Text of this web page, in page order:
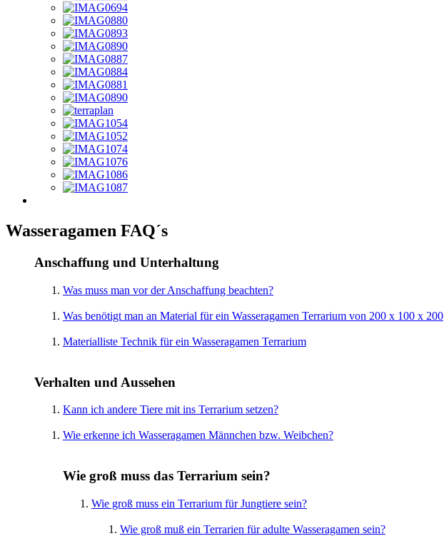
Wasseragamen FAQ´s
Anschaffung und Unterhaltung
Was muss man vor der Anschaffung beachten?
Was benötigt man an Material für ein Wasseragamen Terrarium von 200 x 100 x 200
Materialliste Technik für ein Wasseragamen Terrarium
Verhalten und Aussehen
Kann ich andere Tiere mit ins Terrarium setzen?
Wie erkenne ich Wasseragamen Männchen bzw. Weibchen?
Wie groß muss das Terrarium sein?
Wie groß muss ein Terrarium für Jungtiere sein?
Wie groß muß ein Terrarien für adulte Wasseragamen sein?